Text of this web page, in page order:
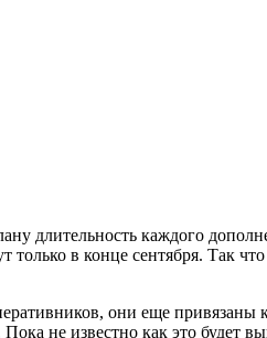
длительность каждого
только в конце сентября. Так
они еще привязаны
не известно как это будет